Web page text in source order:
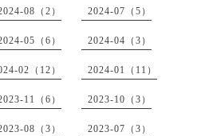
08（2） 2024-07（5）
05（6） 2024-04（3）
02（12） 2024-01（11）
11（6） 2023-10（3）
08（3） 2023-07（3）